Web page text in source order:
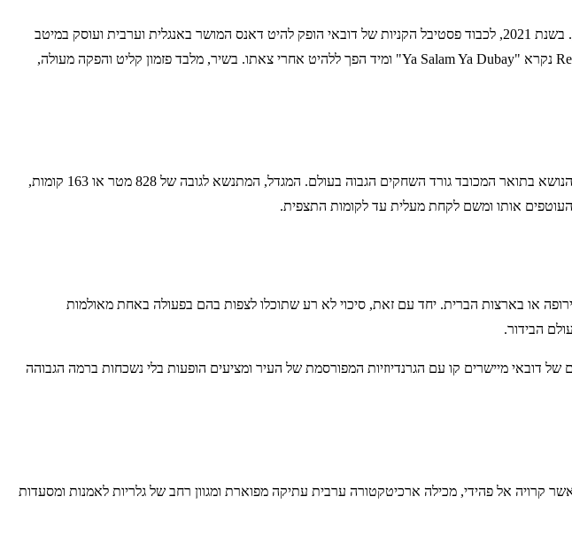
. בשנת 2021, לכבוד פסטיבל הקניות של דובאי הופק להיט דאנס המושר באנגלית וערבית ועוסק במיטב
האטרקציות שיש לעיר. השיר, אשר מבוצע על ידי הזמר הסעודי בחריין ראשד אל-מג'יד והמפיק השוודי-מרוקאי RedOne נקרא "Ya Salam Ya Dubay" ומיד הפך ללהיט אחרי צאתו. בשיר, מלבד פזמון קליט והפקה מעולה,
אי אפשר שלא להזכיר ברשימת אטרקציות פופולאריות בדובאי את האטרקציה המפורסמת מכל: מגדל הבורג' חליפה, הנושא בתואר המכובד גורד השחקים הגבוה בעולם. המגדל, המתנשא לגובה של 828 מטר או 163 קומות,
אותו ומשם לקחת מעלית עד לקומות התצפית.
או בארצות הברית. יחד עם זאת, סיכוי לא רע שתוכלו לצפות בהם בפעולה באחת מאולמות
הבידור.
דובאי מיישרים קו עם הגרנדיוזיות המפורסמת של העיר ומציעים הופעות בלי נשכחות ברמה הגבוהה
קרויה אל פהידי, מכילה ארכיטקטורה ערבית עתיקה מפוארת ומגוון רחב של גלריות לאמנות ומסעדות